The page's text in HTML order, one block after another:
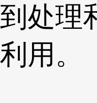
到处理
利用。